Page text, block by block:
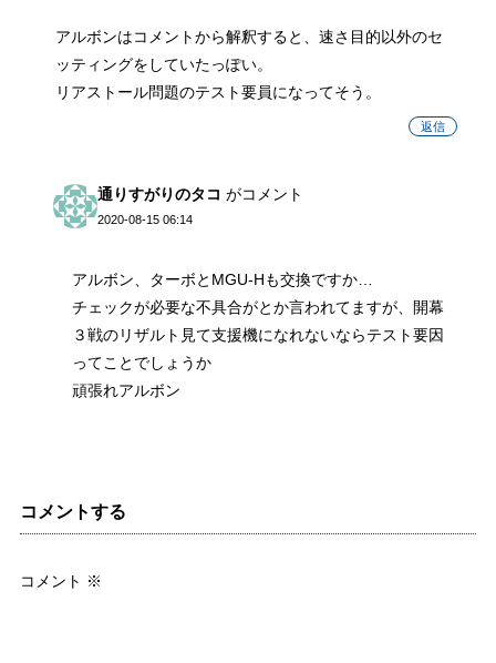
アルボンはコメントから解釈すると、速さ目的以外のセ
ッティングをしていたっぽい。
リアストール問題のテスト要員になってそう。
返信
通りすがりのタコ がコメント
2020-08-15 06:14
アルボン、ターボとMGU-Hも交換ですか…
チェックが必要な不具合がとか言われてますが、開幕
３戦のリザルト見て支援機になれないならテスト要因
ってことでしょうか
頑張れアルボン
コメントする
コメント ※